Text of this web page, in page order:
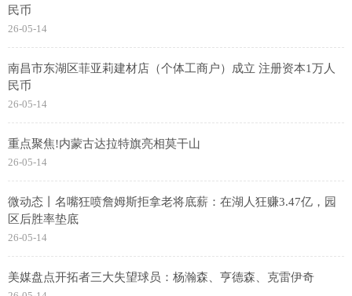
民币
26-05-14
南昌市东湖区菲亚莉建材店（个体工商户）成立 注册资本1万人
民币
26-05-14
重点聚焦!内蒙古达拉特旗亮相莫干山
26-05-14
微动态丨名嘴狂喷詹姆斯拒拿老将底薪：在湖人狂赚3.47亿，园
区后胜率垫底
26-05-14
美媒盘点开拓者三大失望球员：杨瀚森、亨德森、克雷伊奇